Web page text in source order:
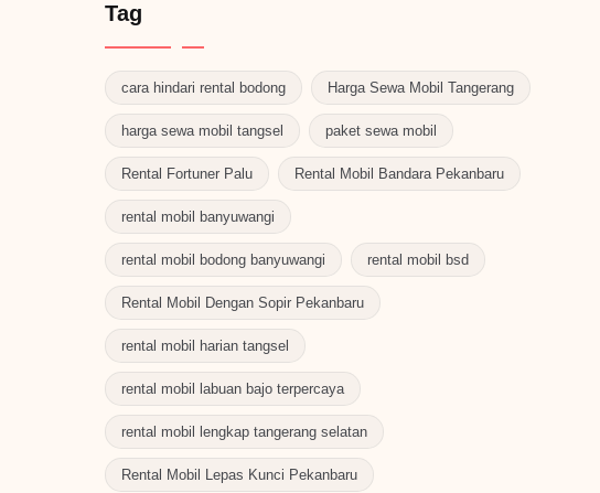
Tag
cara hindari rental bodong Harga Sewa Mobil Tangerang
harga sewa mobil tangsel paket sewa mobil
Rental Fortuner Palu Rental Mobil Bandara Pekanbaru
rental mobil banyuwangi
rental mobil bodong banyuwangi rental mobil bsd
Rental Mobil Dengan Sopir Pekanbaru
rental mobil harian tangsel
rental mobil labuan bajo terpercaya
rental mobil lengkap tangerang selatan
Rental Mobil Lepas Kunci Pekanbaru